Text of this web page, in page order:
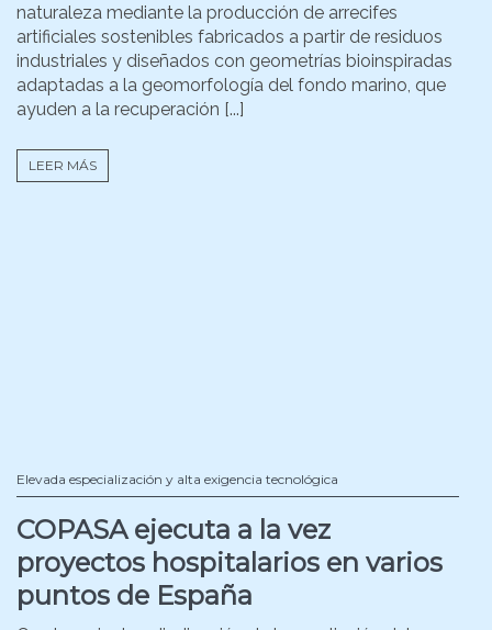
naturaleza mediante la producción de arrecifes
artificiales sostenibles fabricados a partir de residuos
industriales y diseñados con geometrías bioinspiradas
adaptadas a la geomorfología del fondo marino, que
ayuden a la recuperación [...]
LEER MÁS
Elevada especialización y alta exigencia tecnológica
COPASA ejecuta a la vez
proyectos hospitalarios en varios
puntos de España